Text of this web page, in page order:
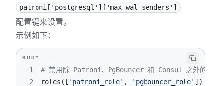
patroni['postgresql']['max_wal_senders']
配置键来设置。
示例如下：
RUBY
1
# 禁用除 Patroni、PgBouncer 和 Consul 之外的所有
2
roles ( [ 'patroni_role' , 'pgbouncer_role' ] )